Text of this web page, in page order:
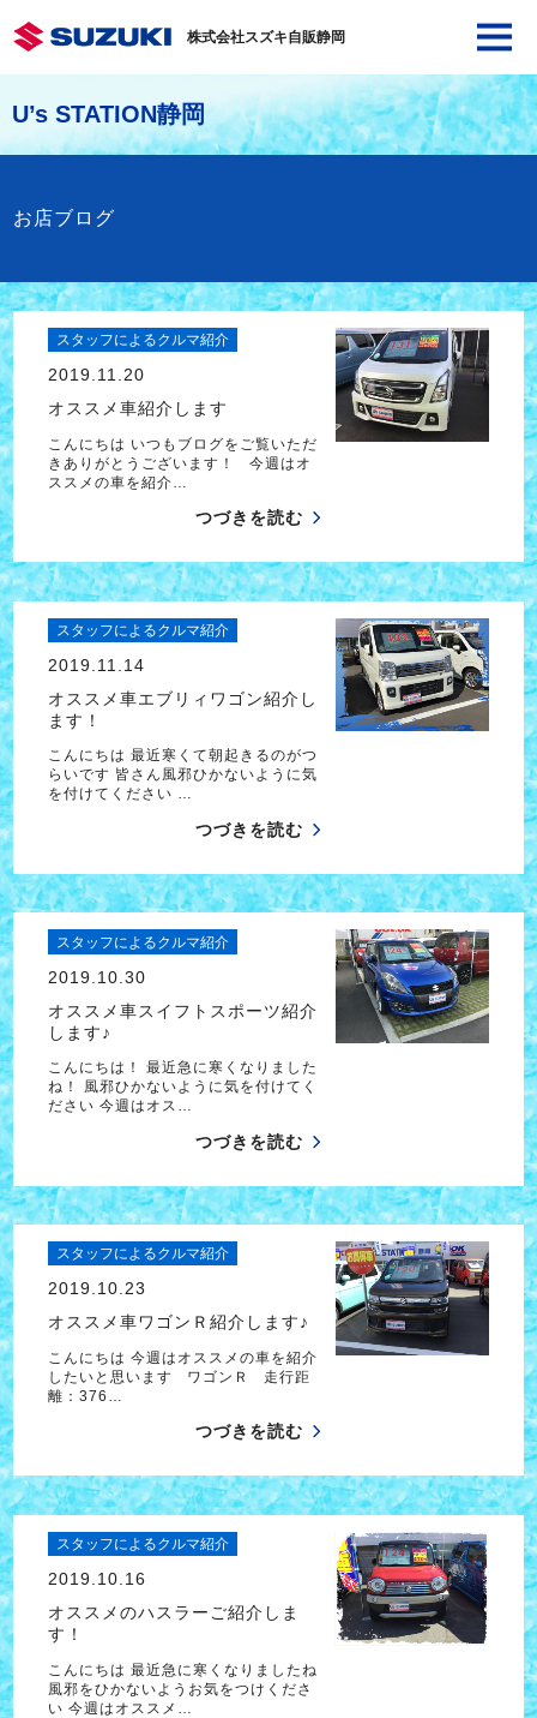
株式会社スズキ自販静岡
U’s STATION静岡
お店ブログ
スタッフによるクルマ紹介
2019.11.20
オススメ車紹介します
こんにちは いつもブログをご覧いただ
きありがとうございます！ 今週はオ
ススメの車を紹介…
つづきを読む
スタッフによるクルマ紹介
2019.11.14
オススメ車エブリィワゴン紹介し
ます！
こんにちは 最近寒くて朝起きるのがつ
らいです 皆さん風邪ひかないように気
を付けてください …
つづきを読む
スタッフによるクルマ紹介
2019.10.30
オススメ車スイフトスポーツ紹介
します♪
こんにちは！ 最近急に寒くなりました
ね！ 風邪ひかないように気を付けてく
ださい 今週はオス…
つづきを読む
スタッフによるクルマ紹介
2019.10.23
オススメ車ワゴンＲ紹介します♪
こんにちは 今週はオススメの車を紹介
したいと思います ワゴンＲ 走行距
離：376…
つづきを読む
スタッフによるクルマ紹介
2019.10.16
オススメのハスラーご紹介しま
す！
こんにちは 最近急に寒くなりましたね
風邪をひかないようお気をつけくださ
い 今週はオススメ…